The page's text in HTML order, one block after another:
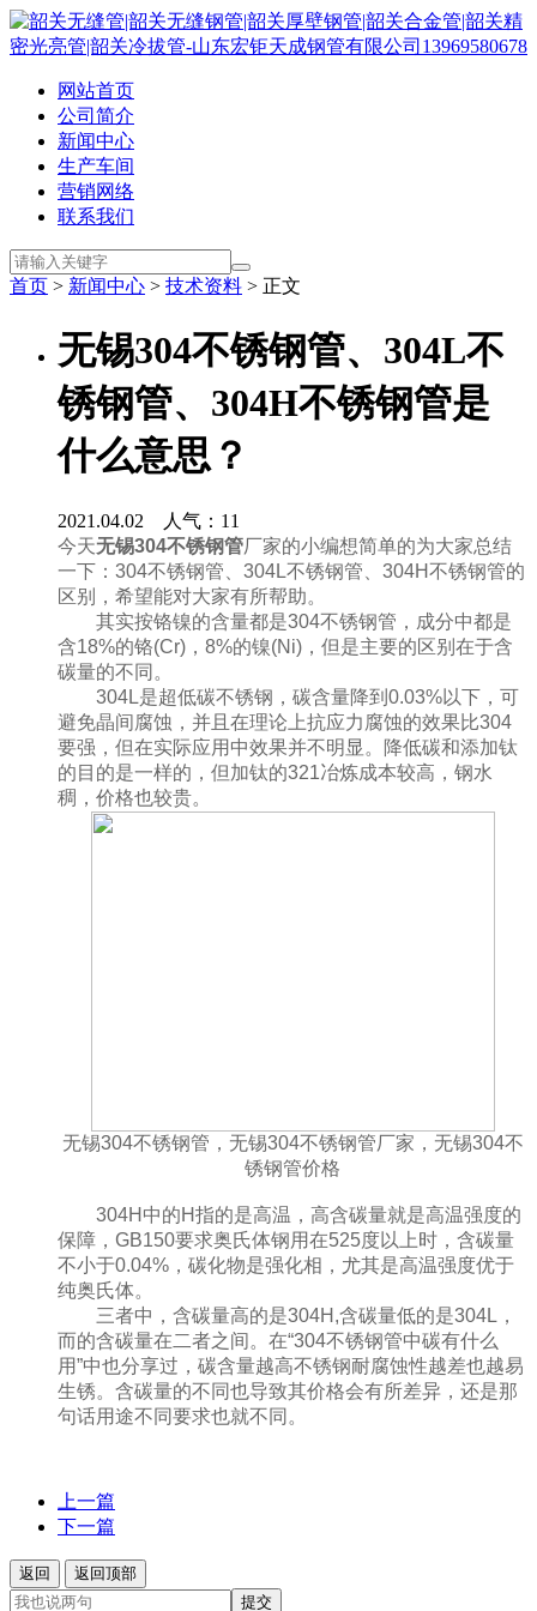
网站首页
公司简介
新闻中心
生产车间
营销网络
联系我们
首页 > 新闻中心 > 技术资料 > 正文
无锡304不锈钢管、304L不
锈钢管、304H不锈钢管是
什么意思？
2021.04.02 人气： 11
今天无锡304不锈钢管厂家的小编想简单的为大家总结
一下：304不锈钢管、304L不锈钢管、304H不锈钢管的
区别，希望能对大家有所帮助。
其实按铬镍的含量都是304不锈钢管，成分中都是
含18%的铬(Cr)，8%的镍(Ni)，但是主要的区别在于含
碳量的不同。
304L是超低碳不锈钢，碳含量降到0.03%以下，可
避免晶间腐蚀，并且在理论上抗应力腐蚀的效果比304
要强，但在实际应用中效果并不明显。降低碳和添加钛
的目的是一样的，但加钛的321冶炼成本较高，钢水
稠，价格也较贵。
无锡304不锈钢管，无锡304不锈钢管厂家，无锡304不
锈钢管价格
304H中的H指的是高温，高含碳量就是高温强度的
保障，GB150要求奥氏体钢用在525度以上时，含碳量
不小于0.04%，碳化物是强化相，尤其是高温强度优于
纯奥氏体。
三者中，含碳量高的是304H,含碳量低的是304L，
而的含碳量在二者之间。在“304不锈钢管中碳有什么
用”中也分享过，碳含量越高不锈钢耐腐蚀性越差也越易
生锈。含碳量的不同也导致其价格会有所差异，还是那
句话用途不同要求也就不同。
上一篇
下一篇
返回
返回顶部
提交